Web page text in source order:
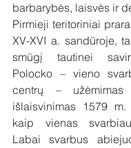
barbarybės, laisvės ir
Pirmieji teritoriniai
XV-XVI a. sandūroje,
smūgį tautinei
Polocko – vieno
centrų –
išlaisvinimas 1579 m.
kaip vienas
Labai svarbus